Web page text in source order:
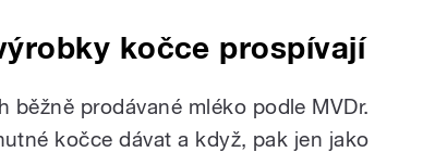
kočce prospívají
běžně prodávané mléko podle MVDr.
kočce dávat a když, pak jen jako